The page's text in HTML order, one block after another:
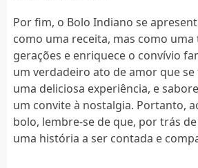
Por fim, o Bolo Indiano se
como uma receita, mas como
gerações e enriquece o convívio
um verdadeiro ato de amor que
uma deliciosa experiência, e
um convite à nostalgia. Portanto,
bolo, lembre-se de que, por trás
uma história a ser contada e